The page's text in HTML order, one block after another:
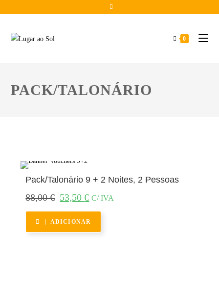
0
PACK/TALONÁRIO
Pack/Talonário 9 + 2 Noites, 2 Pessoas
88,00€ 53,50€ C/ IVA
ADICIONAR